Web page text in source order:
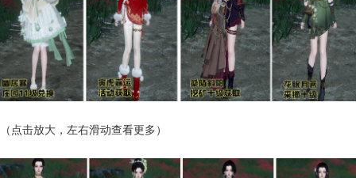
（点击放大，左右滑动查看更多）